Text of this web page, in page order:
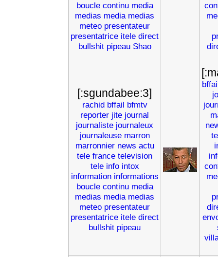
boucle continu media
medias media medias
meteo presentateur
presentatrice itele direct
bullshit pipeau Shao
[:sgundabee:3]
rachid bffail bfmtv
reporter jite journal
journaliste journaleux
journaleuse marron
marronnier news actu
tele france television
tele info intox
information informations
boucle continu media
medias media medias
meteo presentateur
presentatrice itele direct
bullshit pipeau